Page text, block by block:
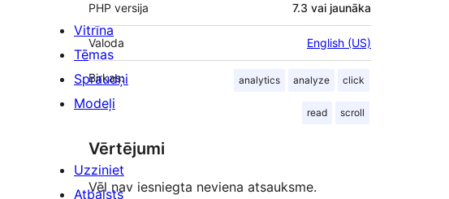
PHP versija 7.3 vai jaunāka
Valoda English (US)
Birkas: analytics analyze click
read scroll
Vērtējumi
Vēl nav iesniegta neviena atsauksme.
Vitrīna
Tēmas
Spraudņi
Modeļi
Uzziniet
Atbalsts